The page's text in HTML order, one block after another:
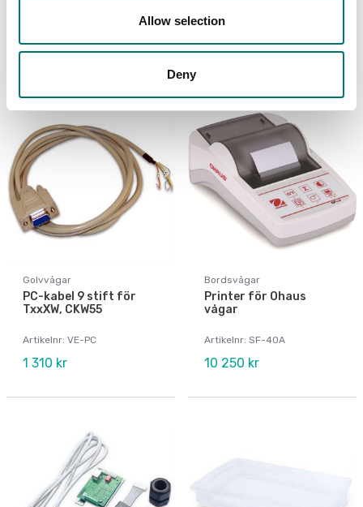
Allow selection
Deny
275 kr
Artikelnr: D52-LC
1 705 kr
Golvvågar
PC-kabel 9 stift för
TxxXW, CKW55
Artikelnr: VE-PC
1 310 kr
Bordsvågar
Printer för Ohaus
vågar
Artikelnr: SF-40A
10 250 kr